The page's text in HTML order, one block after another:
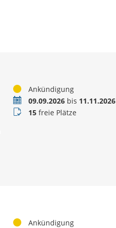
StatusAnkündigung
Termin09.09.2026 bis 11.11.2026
Buchungsstatus
15 freie Plätze
StatusAnkündigung